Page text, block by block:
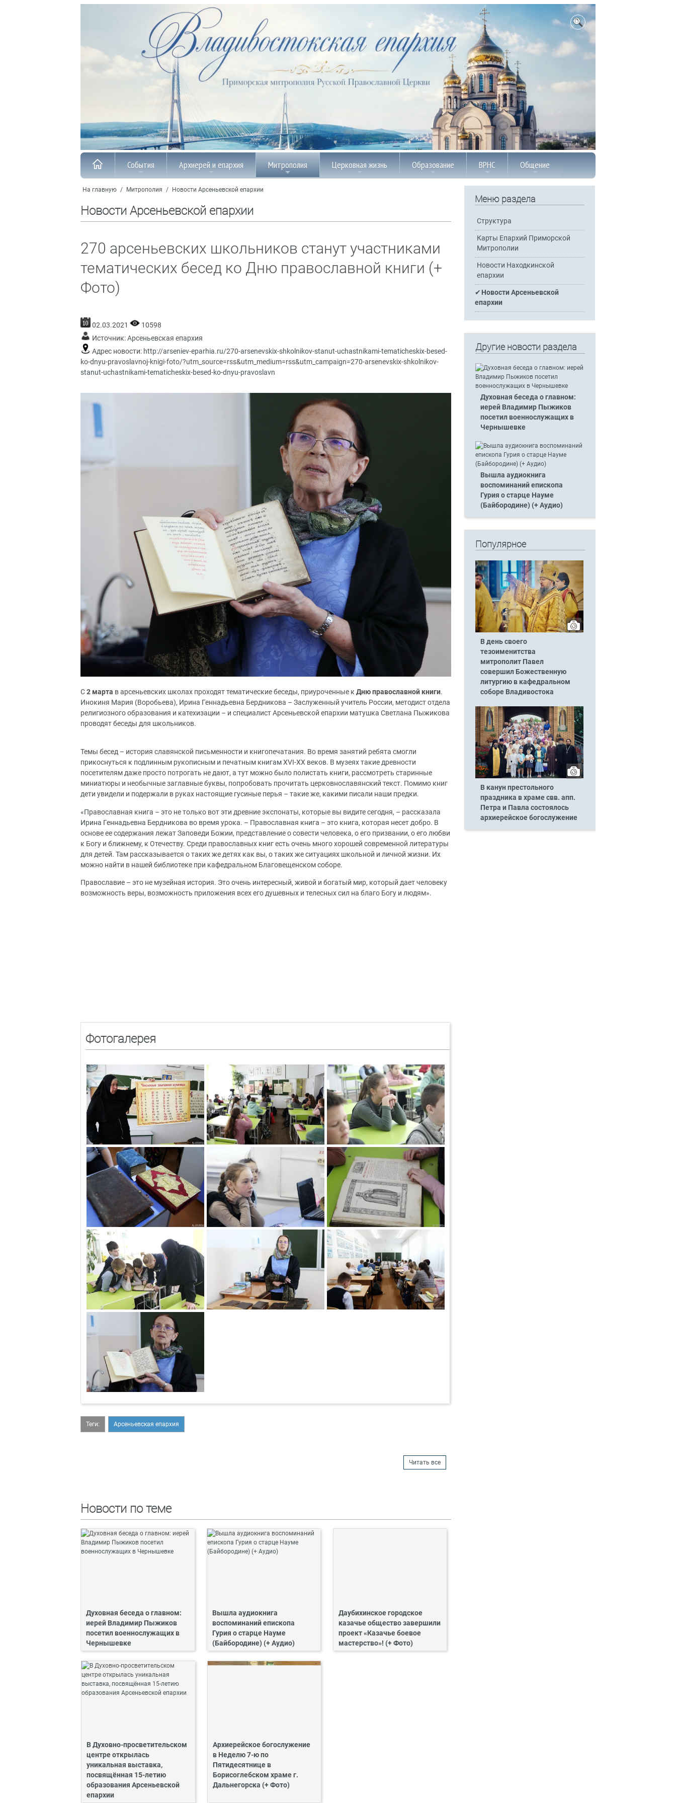
События Архиерей и епархия Митрополия Церковная жизнь Образование ВРНС Общение
На главную / Митрополия / Новости Арсеньевской епархии
Новости Арсеньевской епархии
270 арсеньевских школьников станут участниками
тематических бесед ко Дню православной книги (+
Фото)
02.03.2021
10598
Источник:Арсеньевская епархия
Адрес новости: http://arseniev-eparhia.ru/270-arsenevskix-shkolnikov-stanut-uchastnikami-tematicheskix-besed-
ko-dnyu-pravoslavnoj-knigi-foto/?utm_source=rss&utm_medium=rss&utm_campaign=270-arsenevskix-shkolnikov-
stanut-uchastnikami-tematicheskix-besed-ko-dnyu-pravoslavn
С2 марта в арсеньевских школах проходят тематические беседы, приуроченные к Дню православной книги.
Инокиня Мария (Воробьева), Ирина Геннадьевна Бердникова – Заслуженный учитель России, методист отдела
религиозного образования и катехизации – и специалист Арсеньевской епархии матушка Светлана Пыжикова
проводят беседы для школьников.
Темы бесед – история славянской письменности и книгопечатания. Во время занятий ребята смогли
прикоснуться к подлинным рукописным и печатным книгам XVI-XX веков. В музеях такие древности
посетителям даже просто потрогать не дают, а тут можно было полистать книги, рассмотреть старинные
миниатюры и необычные заглавные буквы, попробовать прочитать церковнославянский текст. Помимо книг
дети увидели и подержали в руках настоящие гусиные перья – такие же, какими писали наши предки.
«Православная книга – это не только вот эти древние экспонаты, которые вы видите сегодня, – рассказала
Ирина Геннадьевна Бердникова во время урока. – Православная книга – это книга, которая несет добро. В
основе ее содержания лежат Заповеди Божии, представление о совести человека, о его призвании, о его любви
к Богу и ближнему, к Отечеству. Среди православных книг есть очень много хорошей современной литературы
для детей. Там рассказывается о таких же детях как вы, о таких же ситуациях школьной и личной жизни. Их
можно найти в нашей библиотеке при кафедральном Благовещенском соборе.
Православие – это не музейная история. Это очень интересный, живой и богатый мир, который дает человеку
возможность веры, возможность приложения всех его душевных и телесных сил на благо Богу и людям».
Фотогалерея
Теги: Арсеньевская епархия
Читать все
Новости по теме
Духовная беседа о главном:
иерей Владимир Пыжиков
посетил военнослужащих в
Чернышевке
Вышла аудиокнига
воспоминаний епископа
Гурия о старце Науме
(Байбородине) (+ Аудио)
Даубихинское городское
казачье общество завершили
проект «Казачье боевое
мастерство»! (+ Фото)
В Духовно-просветительском
центре открылась
уникальная выставка,
посвящённая 15-летию
образования Арсеньевской
епархии
Архиерейское богослужение
в Неделю 7-ю по
Пятидесятнице в
Борисоглебском храме г.
Дальнегорска (+ Фото)
Меню раздела
Структура
Карты Епархий Приморской
Митрополии
Новости Находкинской
епархии
Новости Арсеньевской
епархии
Другие новости раздела
Духовная беседа о главном:
иерей Владимир Пыжиков
посетил военнослужащих в
Чернышевке
Вышла аудиокнига
воспоминаний епископа
Гурия о старце Науме
(Байбородине) (+ Аудио)
Популярное
В день своего
тезоименитства
митрополит Павел
совершил Божественную
литургию в кафедральном
соборе Владивостока
В канун престольного
праздника в храме свв. апп.
Петра и Павла состоялось
архиерейское богослужение